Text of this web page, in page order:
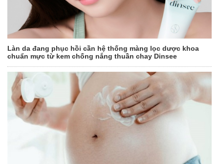
Làn da đang phục hồi cần hệ thống màng lọc dược khoa
chuẩn mực từ kem chống nắng thuần chay Dinsee